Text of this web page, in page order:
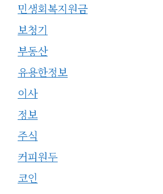
민생회복지원금
보청기
부동산
유용한정보
이사
정보
주식
커피원두
코인